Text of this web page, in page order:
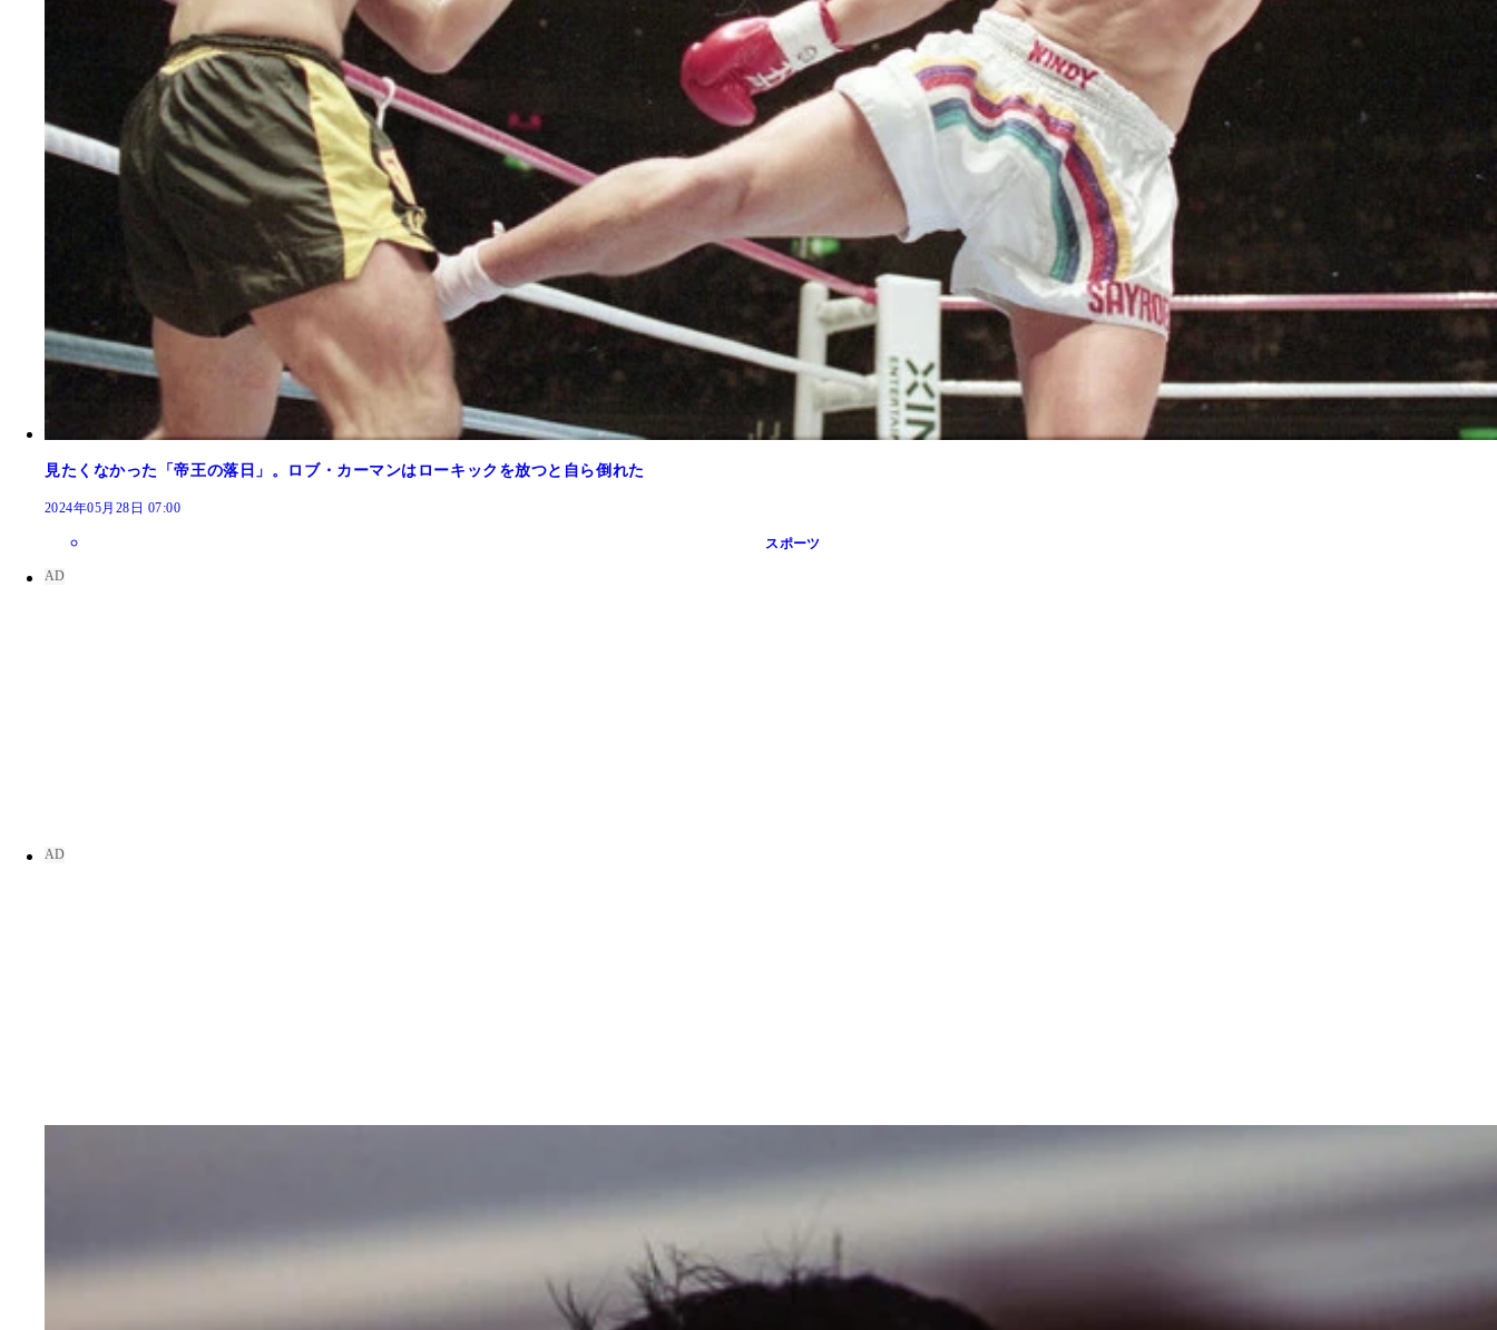
見たくなかった「帝王の落日」。ロブ・カーマンはローキックを放つと自ら倒れた
2024年05月28日 07:00
スポーツ